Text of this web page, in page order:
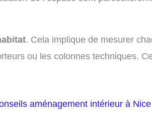
. Cela implique de mesurer
ou les colonnes techniques.
aménagement intérieur à Nice